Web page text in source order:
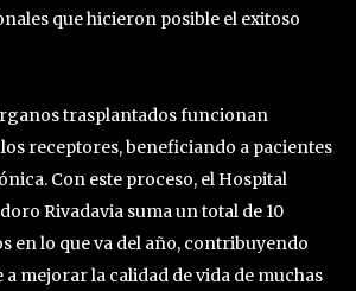
que hicieron posible el exitoso
trasplantados funcionan
receptores, beneficiando a pacientes
Con este proceso, el Hospital
Rivadavia suma un total de 10
en lo que va del año, contribuyendo
mejorar la calidad de vida de muchas